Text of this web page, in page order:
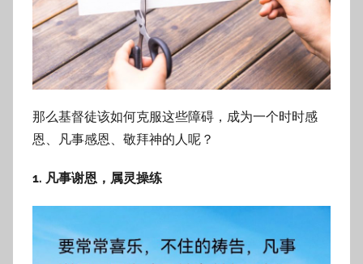
那么基督徒该如何克服这些障碍，成为一个时时感
恩、凡事感恩、敬拜神的人呢？
1. 凡事谢恩，属灵操练